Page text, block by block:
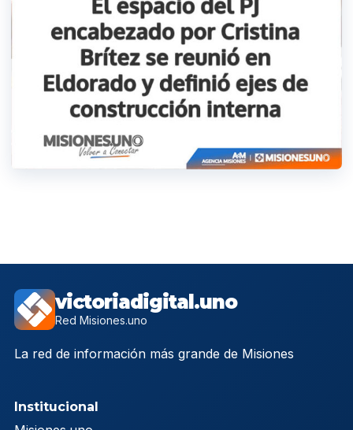
victoriadigital.uno
Red Misiones.uno
La red de información más grande de Misiones
Institucional